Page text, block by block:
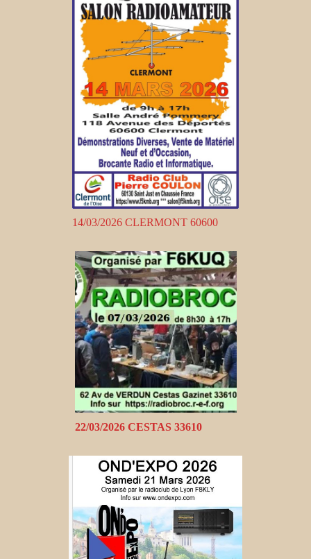
14/03/2026 CLERMONT 60600
22/03/2026 CESTAS 33610